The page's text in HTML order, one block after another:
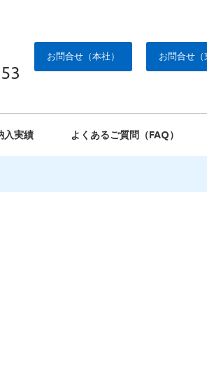
お問合せ（本社） お問合せ（
入実績 よくあるご質問（FAQ）